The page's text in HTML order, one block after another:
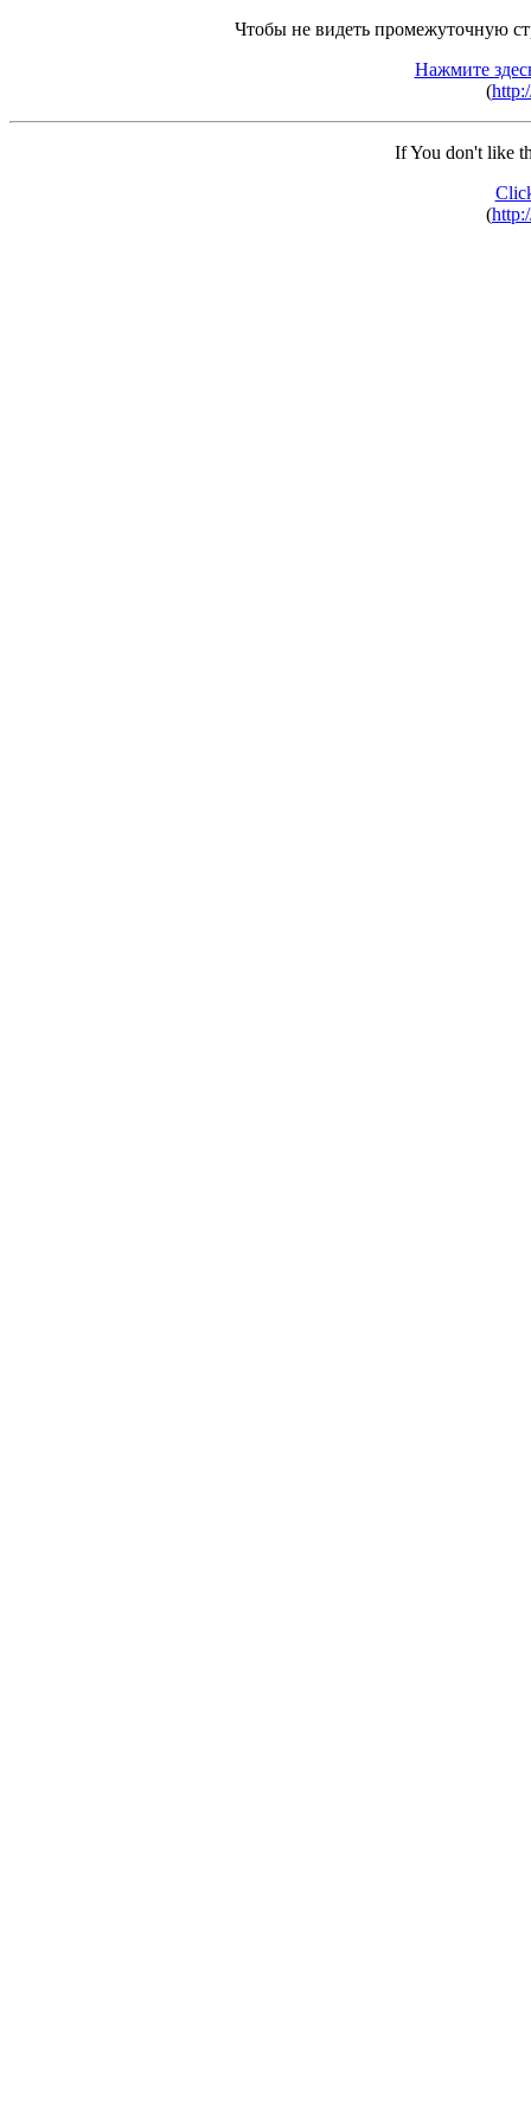
Чтобы не видеть промежуточную
Нажмите
(
If You don't like
(